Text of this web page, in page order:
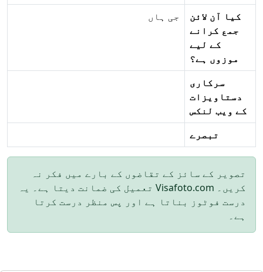
کیا آن لائن
جمع کرانے
کے لیے
موزوں ہے؟
جی ہاں
سرکاری
دستاویزات
کے ویب لنکس
تبصرے
تصویر کے سائز کے تقاضوں کے بارے میں فکر نہ
کریں۔ Visafoto.com تعمیل کی ضمانت دیتا ہے۔ یہ
درست فوٹوز بناتا ہے اور پس منظر درست کرتا
ہے۔